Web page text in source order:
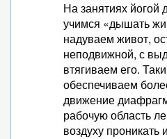
На занятиях
учимся «дышать
надуваем живот,
неподвижной, с
втягиваем его.
обеспечиваем
движение
рабочую область
воздуху